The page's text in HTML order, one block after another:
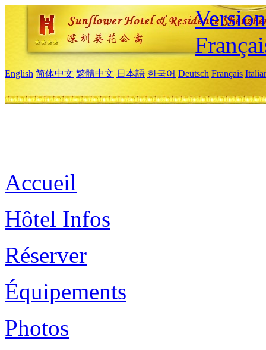
English 简体中文 繁體中文 日本語 한국어 Deutsch Français
Accueil
Hôtel Infos
Réserver
Équipements
Photos